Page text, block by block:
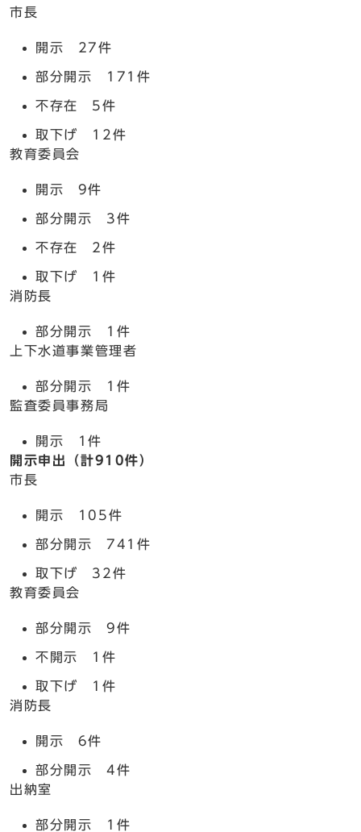
市長
開示 27件
部分開示 171件
不存在 5件
取下げ 12件
教育委員会
開示 9件
部分開示 3件
不存在 2件
取下げ 1件
消防長
部分開示 1件
上下水道事業管理者
部分開示 1件
監査委員事務局
開示 1件
開示申出（計910件）
市長
開示 105件
部分開示 741件
取下げ 32件
教育委員会
部分開示 9件
不開示 1件
取下げ 1件
消防長
開示 6件
部分開示 4件
出納室
部分開示 1件